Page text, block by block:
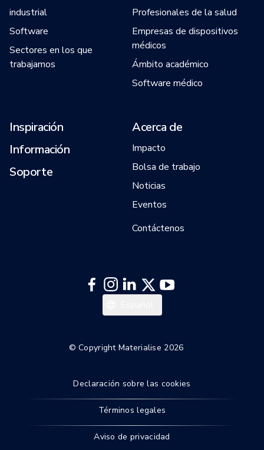
industrial
Software
Sectores en los que
trabajamos
Profesionales de la salud
Empresas de dispositivos
médicos
Ámbito académico
Software médico
Inspiración
Información
Soporte
Acerca de
Impacto
Bolsa de trabajo
Noticias
Eventos
Contáctenos
Italiano
Français
English
© Copyright Materialise 2026
Declaración sobre las cookies
Términos legales
Aviso de privacidad